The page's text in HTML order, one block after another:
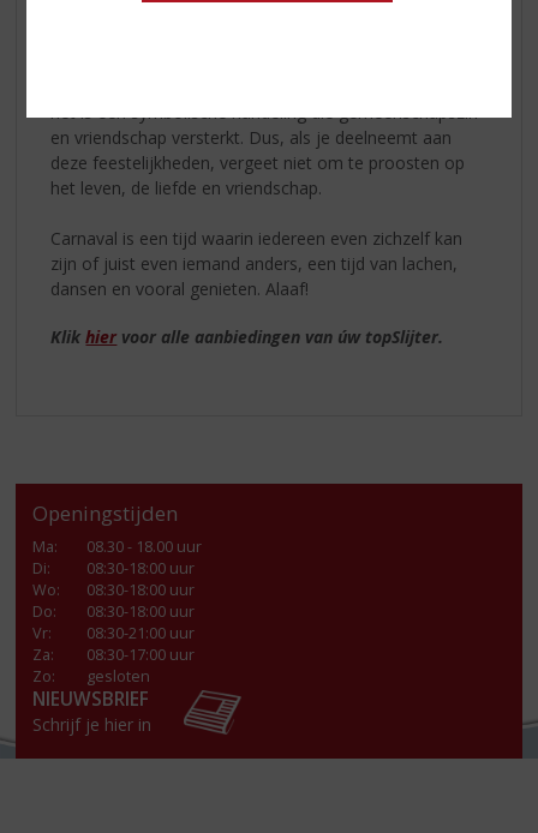
het is een symbolische handeling die gemeenschapszin
en vriendschap versterkt. Dus, als je deelneemt aan
deze feestelijkheden, vergeet niet om te proosten op
het leven, de liefde en vriendschap.
Carnaval is een tijd waarin iedereen even zichzelf kan
zijn of juist even iemand anders, een tijd van lachen,
dansen en vooral genieten. Alaaf!
Klikhier voor alle aanbiedingen van úw topSlijter.
Openingstijden
Ma:
08.30 - 18.00 uur
Di:
08:30-18:00 uur
Wo:
08:30-18:00 uur
Do:
08:30-18:00 uur
Vr:
08:30-21:00 uur
Za:
08:30-17:00 uur
Zo:
gesloten
NIEUWSBRIEF
Schrijf je hier in